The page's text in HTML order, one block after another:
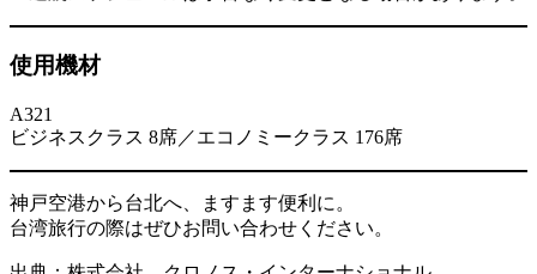
使用機材
A321
ビジネスクラス 8席／エコノミークラス 176席
神戸空港から台北へ、ますます便利に。
台湾旅行の際はぜひお問い合わせください。